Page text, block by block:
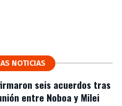
NOTICIAS
seis acuerdos tras
entre Noboa y Milei